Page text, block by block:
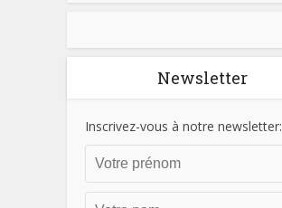
Newsletter
Inscrivez-vous à notre newsletter: